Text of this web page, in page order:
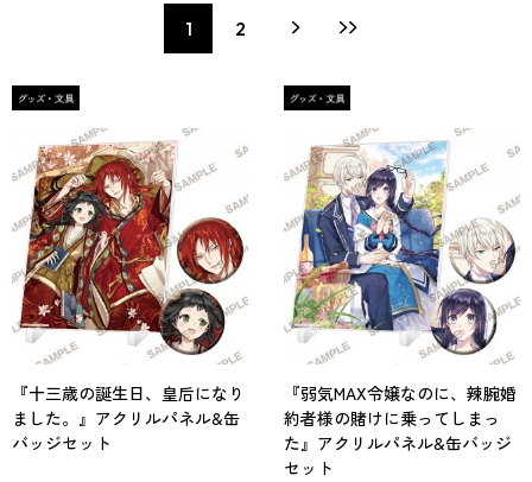
1 2
『十三歳の誕生日、皇后になり
ました。』アクリルパネル&缶
バッジセット
『弱気MAX令嬢なのに、辣腕婚
約者様の賭けに乗ってしまっ
た』アクリルパネル&缶バッジ
セット